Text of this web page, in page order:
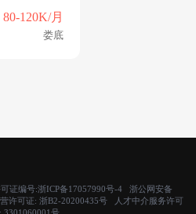
80-120K/月
娄底
证编号:浙ICP备17057990号-4浙公网安备
许可证: 浙B2-20200435号人才中介服务许可